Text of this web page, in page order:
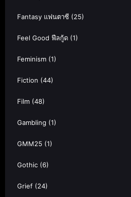
Fantasy แฟนตาซี (25)
Feel Good ฟีลกู้ด (1)
Feminism (1)
Fiction (44)
Film (48)
Gambling (1)
GMM25 (1)
Gothic (6)
Grief (24)